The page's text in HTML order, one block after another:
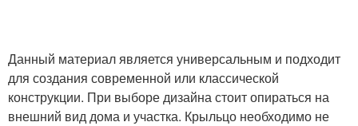
Данный материал является универсальным и подходит
для создания современной или классической
конструкции. При выборе дизайна стоит опираться на
внешний вид дома и участка. Крыльцо необходимо не